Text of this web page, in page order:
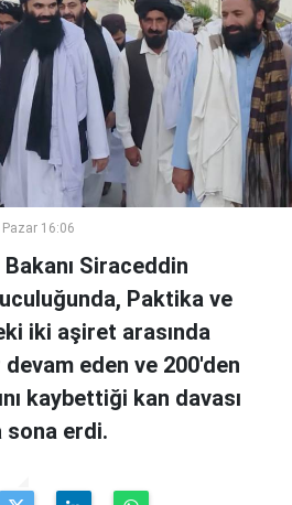
16:06
Siraceddin
Paktika ve
iki aşiret arasında
devam eden ve 200'den
kaybettiği kan davası
sona erdi.